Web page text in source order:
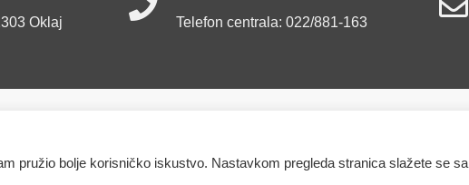
Oklaj
Telefon centrala: 022/881-163
pridržana.
pružio bolje korisničko iskustvo. Nastavkom pregleda stranica slažete se sa